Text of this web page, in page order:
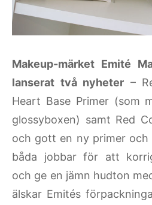
Makeup-märket Emité
lanserat två nyheter –
Heart Base Primer (som
glossyboxen) samt Red
och gott en ny primer och
båda jobbar för att
och ge en jämn hudton
älskar Emités